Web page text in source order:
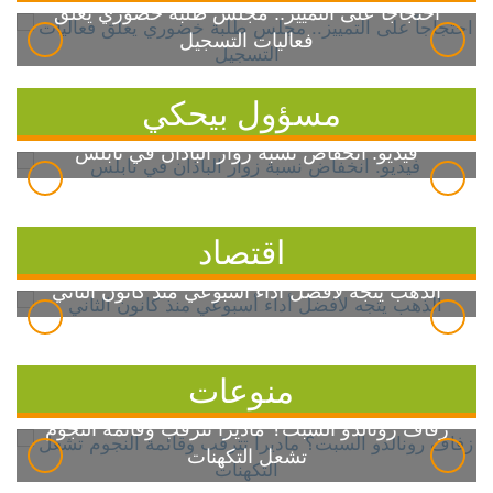
احتجاجاً على التمييز.. مجلس طلبة خضوري يعلق
فعاليات التسجيل
مسؤول بيحكي
فيديو: انخفاض نسبة زوار الباذان في نابلس
اقتصاد
الذهب يتجه لأفضل أداء أسبوعي منذ كانون الثاني
منوعات
زفاف رونالدو السبت؟ ماديرا تترقب وقائمة النجوم
تشعل التكهنات